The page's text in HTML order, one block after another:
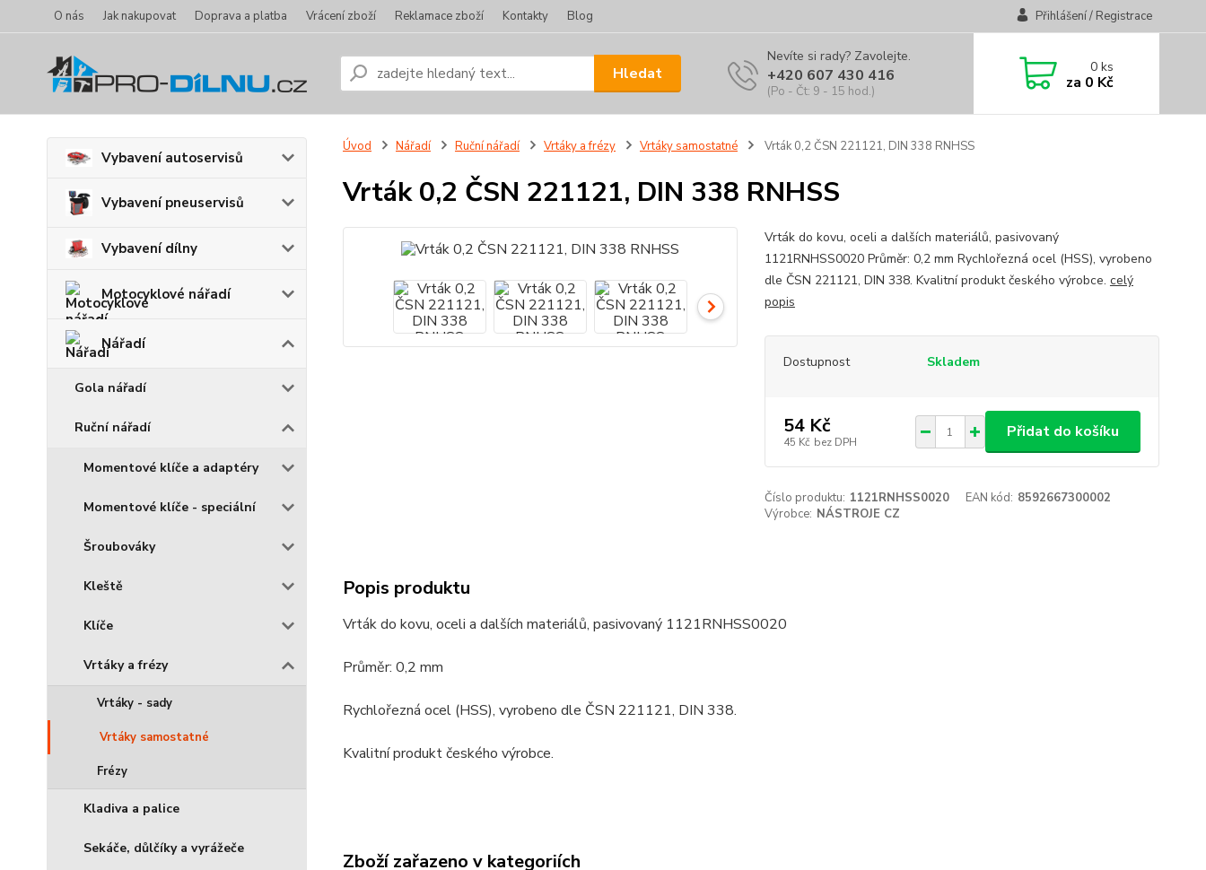
O nás Jak nakupovat Doprava a platba Vrácení zboží Reklamace zboží Kontakty Blog Přihlášení / Registrace
Hledat
Nevíte si rady? Zavolejte.
+420 607 430 416
(Po - Čt: 9 - 15 hod.)
0ks
za 0 Kč
Vybavení autoservisů
Vybavení pneuservisů
Vybavení dílny
Motocyklové nářadí
Nářadí
Gola nářadí
Ruční nářadí
Momentové klíče a adaptéry
Momentové klíče - speciální
Šroubováky
Kleště
Klíče
Vrtáky a frézy
Vrtáky - sady
Vrtáky samostatné
Frézy
Kladiva a palice
Sekáče, důlčíky a vyrážeče
Úvod Nářadí Ruční nářadí Vrtáky a frézy Vrtáky samostatné Vrták 0,2 ČSN 221121, DIN 338 RNHSS
Vrták 0,2 ČSN 221121, DIN 338 RNHSS
Vrták do kovu, oceli a dalších materiálů, pasivovaný
1121RNHSS0020 Průměr: 0,2 mm Rychlořezná ocel (HSS), vyrobeno
dle ČSN 221121, DIN 338. Kvalitní produkt českého výrobce. celý
popis
Dostupnost Skladem
54 Kč
45 Kč bez DPH
Přidat do košíku
Číslo produktu: 1121RNHSS0020 EAN kód: 8592667300002
Výrobce: NÁSTROJE CZ
Popis produktu
Vrták do kovu, oceli a dalších materiálů, pasivovaný 1121RNHSS0020
Průměr: 0,2 mm
Rychlořezná ocel (HSS), vyrobeno dle ČSN 221121, DIN 338.
Kvalitní produkt českého výrobce.
Zboží zařazeno v kategoriích